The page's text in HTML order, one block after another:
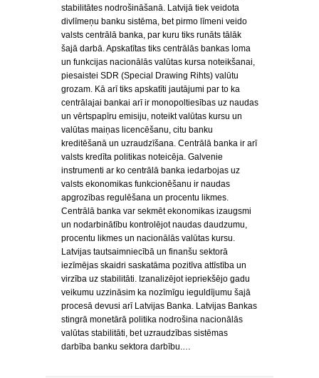
stabilitātes nodrošināšanā. Latvijā tiek veidota
divlīmeņu banku sistēma, bet pirmo līmeni veido
valsts centrālā banka, par kuru tiks runāts tālāk
šajā darbā. Apskatītas tiks centrālās bankas loma
un funkcijas nacionālās valūtas kursa noteikšanai,
piesaistei SDR (Special Drawing Rihts) valūtu
grozam. Kā arī tiks apskatīti jautājumi par to ka
centrālajai bankai arī ir monopoltiesības uz naudas
un vērtspapīru emisiju, noteikt valūtas kursu un
valūtas maiņas licencēšanu, citu banku
kreditēšanā un uzraudzīšana. Centrālā banka ir arī
valsts kredīta politikas noteicēja. Galvenie
instrumenti ar ko centrālā banka iedarbojas uz
valsts ekonomikas funkcionēšanu ir naudas
apgrozības regulēšana un procentu likmes.
Centrālā banka var sekmēt ekonomikas izaugsmi
un nodarbinātību kontrolējot naudas daudzumu,
procentu likmes un nacionālās valūtas kursu.
Latvijas tautsaimniecībā un finanšu sektorā
iezīmējas skaidri saskatāma pozitīva attīstība un
virzība uz stabilitāti. Izanalizējot iepriekšējo gadu
veikumu uzzināsim ka nozīmīgu ieguldījumu šajā
procesā devusi arī Latvijas Banka. Latvijas Bankas
stingrā monetārā politika nodrošina nacionālās
valūtas stabilitāti, bet uzraudzības sistēmas
darbība banku sektora darbību.…